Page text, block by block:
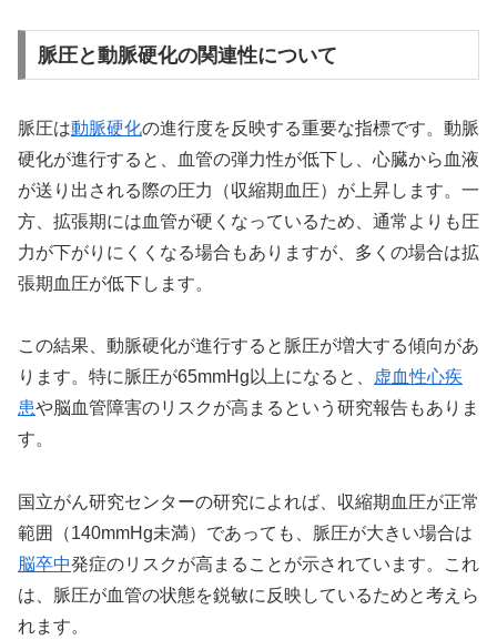
脈圧と動脈硬化の関連性について
脈圧は動脈硬化の進行度を反映する重要な指標です。動脈
硬化が進行すると、血管の弾力性が低下し、心臓から血液
が送り出される際の圧力（収縮期血圧）が上昇します。一
方、拡張期には血管が硬くなっているため、通常よりも圧
力が下がりにくくなる場合もありますが、多くの場合は拡
張期血圧が低下します。
この結果、動脈硬化が進行すると脈圧が増大する傾向があ
ります。特に脈圧が65mmHg以上になると、
虚血性心疾
患や脳血管障害のリスクが高まるという研究報告もありま
す。
国立がん研究センターの研究によれば、収縮期血圧が正常
範囲（140mmHg未満）であっても、脈圧が大きい場合は
脳卒中発症のリスクが高まることが示されています。これ
は、脈圧が血管の状態を鋭敏に反映しているためと考えら
れます。